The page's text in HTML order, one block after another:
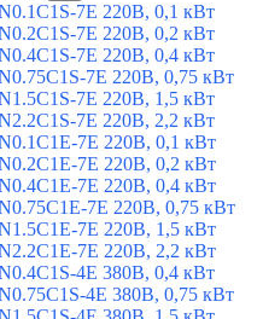
7E 220В, 0,1 кВт
7E 220В, 0,2 кВт
7E 220В, 0,4 кВт
7E 220В, 0,75 кВт
7E 220В, 1,5 кВт
7E 220В, 2,2 кВт
7E 220В, 0,1 кВт
7E 220В, 0,2 кВт
7E 220В, 0,4 кВт
7E 220В, 0,75 кВт
7E 220В, 1,5 кВт
7E 220В, 2,2 кВт
4E 380В, 0,4 кВт
4E 380В, 0,75 кВт